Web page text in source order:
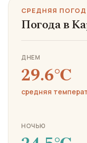
СРЕДНЯЯ
Погода в
ДНЕМ
29.6℃
средняя
НОЧЬЮ